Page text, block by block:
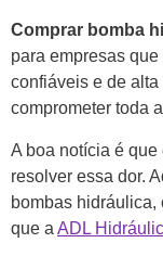
Comprar bomba
para empresas
confiáveis e de
comprometer toda
A boa notícia é
resolver essa dor.
bombas hidráulica,
que a ADL